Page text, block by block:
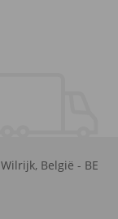
Wilrijk, België - BE